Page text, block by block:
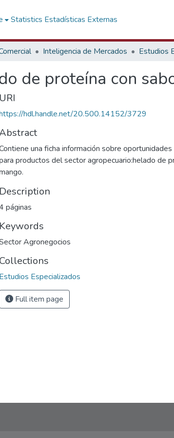
Statistics Estadísticas Externas
Inteligencia de Mercados Estudios
de proteína con
URI
hdl.handle.net/20.500.14152/3729
una ficha información sobre
productos del sector agropecuario:helado de
Description
páginas
Keywords
Agronegocios
Collections
Estudios Especializados
Full item page